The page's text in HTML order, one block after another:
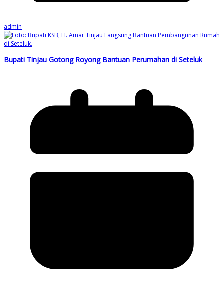
admin
Bupati Tinjau Gotong Royong Bantuan Perumahan di Seteluk